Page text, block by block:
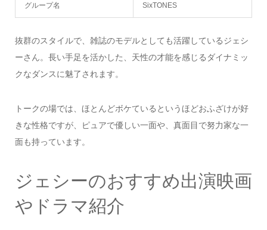
グループ名 SixTONES
抜群のスタイルで、雑誌のモデルとしても活躍しているジェシ
ーさん。長い手足を活かした、天性の才能を感じるダイナミッ
クなダンスに魅了されます。
トークの場では、ほとんどボケているというほどおふざけが好
きな性格ですが、ピュアで優しい一面や、真面目で努力家な一
面も持っています。
ジェシーのおすすめ出演映画
やドラマ紹介